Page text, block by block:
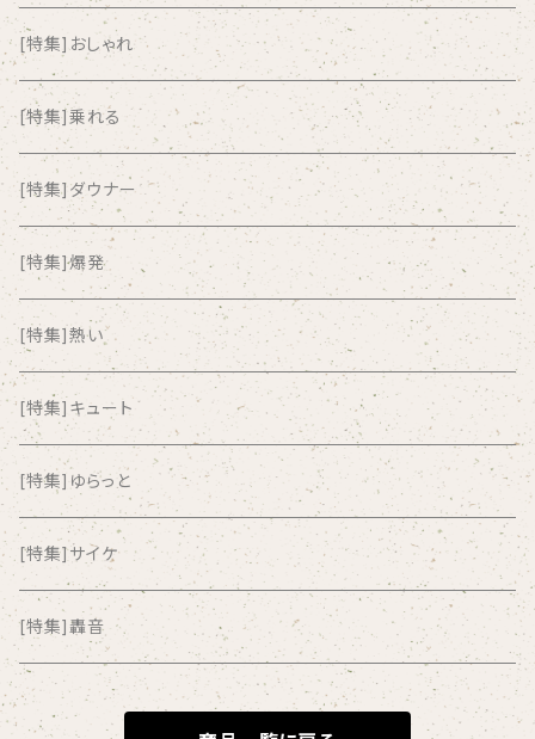
AKUTAGAWA FANCLUB
ALKASILKA
all about paradise
ALL ITEM 10 TIMES
Amia Calva
Amsterdamned
ANYO
And Summer Club
anticlockwise
Aysula
[特集]おしゃれ
[特集]乗れる
[特集]ダウナー
[特集]爆発
[特集]熱い
[特集]キュート
[特集]ゆらっと
[特集]サイケ
[特集]轟音